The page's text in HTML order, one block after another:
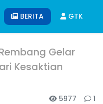
BERITA GTK
Gelar
Kesaktian
1
5977